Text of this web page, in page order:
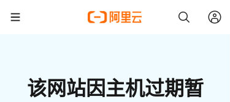
该网站因主机过期暂